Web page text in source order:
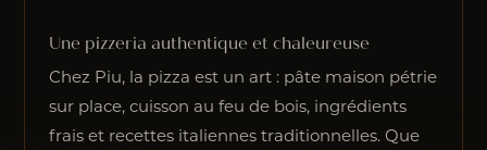
Une pizzeria authentique et chaleureuse
Chez Piu, la pizza est un art : pâte maison pétrie
sur place, cuisson au feu de bois, ingrédients
frais et recettes italiennes traditionnelles. Que